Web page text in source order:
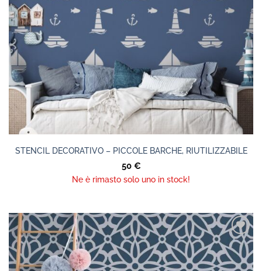
STENCIL DECORATIVO – PICCOLE BARCHE, RIUTILIZZABILE
50 €
Ne è rimasto solo uno in stock!